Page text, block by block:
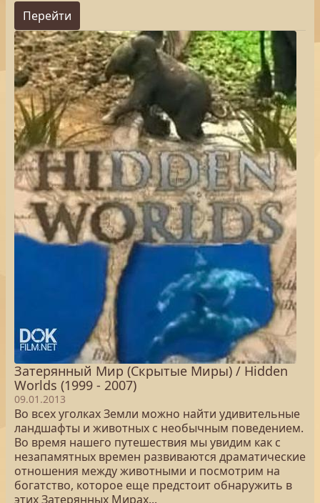
Перейти
Затерянный Мир (Скрытые Миры) / Hidden
Worlds (1999 - 2007)
09.01.2013
Во всех уголках Земли можно найти удивительные
ландшафты и животных с необычным поведением.
Во время нашего путешествия мы увидим как с
незапамятных времен развиваются драматические
отношения между животными и посмотрим на
богатство, которое еще предстоит обнаружить в
этих Затерянных Мирах...